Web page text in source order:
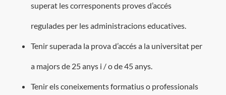
superat les corresponents proves d’accés
regulades per les administracions educatives.
Tenir superada la prova d’accés a la universitat per
a majors de 25 anys i / o de 45 anys.
Tenir els coneixements formatius o professionals